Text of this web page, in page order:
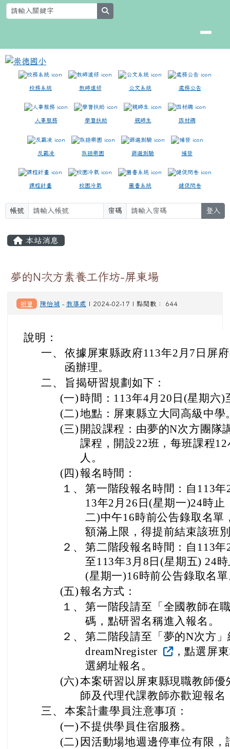
跳至主內容區
崇德國小
校務系統 教師進修 公文系統 處務公告
人事服務 學習扶助 親師生 因材網
反霸凌 族語樂園 篩選測驗 補發
課程計畫 校園冷氣 圖書系統 健促問卷
帳號 密碼 登入
本站消息
夢的N次方素養工作坊-屏東場
研習 陳怡禎 - 教導處 | 2024-02-17 | 點閱數： 644
說明：
一、 依據屏東縣政府113年2月7日屏
函辦理。
二、
旨揭研習規劃如下：
(一) 時間：113年4月20日(星期六
(二)地點：屏東縣立大同高級中學
(三) 開設課程：由夢的N次方團隊
課程，開設22班，每班課程
人。
(四)報名時間：
１、 第一階段報名時間：自113
13年2月26日(星期一)24時
二)中午16時前公告錄取名單
額滿上限，得提前結束該班
２、 第二階段報名時間：自113
至113年3月8日(星期五) 24
(星期一)16時前公告錄取名
(五)報名方式：
１、 第一階段請至「全國教師在
碼，點研習名稱進入報名。
２、 第二階段請至「夢的N次方
dreamNregister
，點選屏
選網址報名。
(六)本案研習以屏東縣現職教師
師及代理代課教師亦歡迎報
三、 本案計畫學員注意事項：
(一)不提供學員住宿服務。
(二) 因活動場地週邊停車位有限